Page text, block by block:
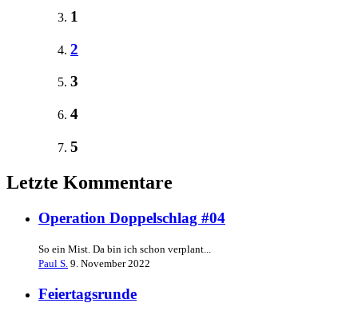
1
2
3
4
5
Letzte Kommentare
Operation Doppelschlag #04
So ein Mist. Da bin ich schon verplant...
Paul S. 9. November 2022
Feiertagsrunde